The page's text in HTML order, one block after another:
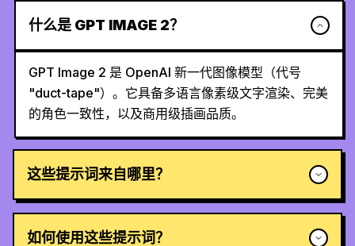
什么是 GPT IMAGE 2？
GPT Image 2 是 OpenAI 新一代图像模型（代号
"duct-tape"）。它具备多语言像素级文字渲染、完美
的角色一致性，以及商用级插画品质。
这些提示词来自哪里？
如何使用这些提示词？